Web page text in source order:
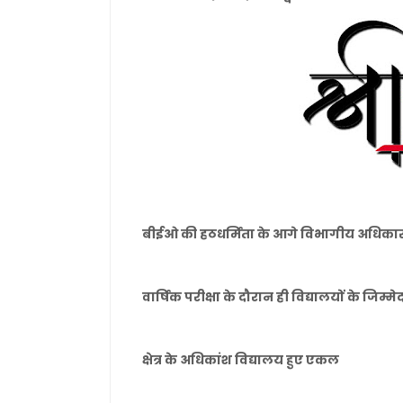
बीईओ की हठधर्मिता के आगे विभागीय
वार्षिक परीक्षा के दौरान ही विद्यालयों के
क्षेत्र के अधिकांश विद्यालय हुए एकल